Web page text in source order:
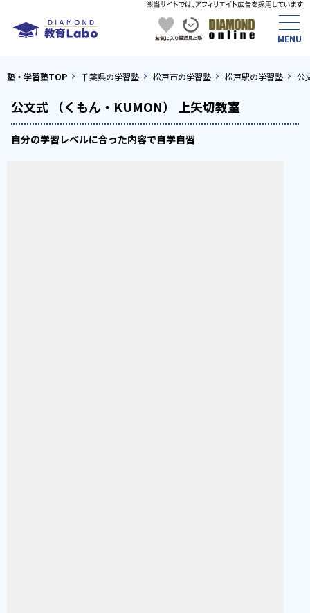
塾・学習塾TOP 千葉県の学習塾 松戸市の学習塾 松戸駅の学習塾 公
公文式 （くもん・KUMON） 上矢切教室
自分の学習レベルに合った内容で自学自習